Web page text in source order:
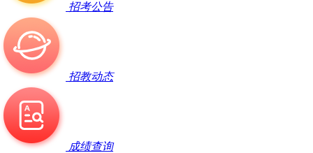
招考公告
招教动态
成绩查询